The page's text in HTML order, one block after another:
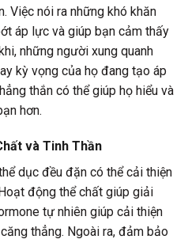
Việc nói ra những khó khăn
áp lực và giúp bạn cảm thấy
những người xung quanh
kỳ vọng của họ đang tạo áp
thắn có thể giúp họ hiểu và
hơn.
và Tinh Thần
dục đều đặn có thể cải thiện
động thể chất giúp giải
tự nhiên giúp cải thiện
thẳng. Ngoài ra, đảm bảo